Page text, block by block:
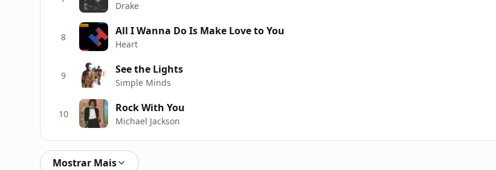
Drake
8 All I Wanna Do Is Make Love to You
Heart
9 See the Lights
Simple Minds
10 Rock With You
Michael Jackson
Mostrar Mais